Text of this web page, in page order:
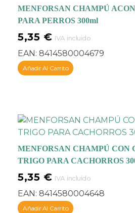
MENFORSAN CHAMPÚ
PARA PERROS 300ml
5,35 € IVA incluido
EAN: 8414580004679
Añadir Al Carrito
MENFORSAN CHAMPÚ CON
TRIGO PARA CACHORROS
5,35 € IVA incluido
EAN: 8414580004648
Añadir Al Carrito